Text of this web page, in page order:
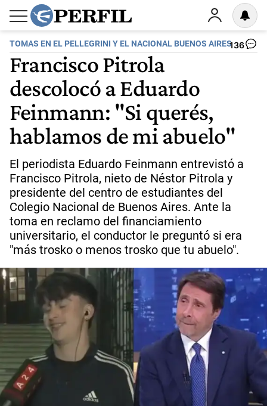
TOMAS EN EL PELLEGRINI Y EL NACIONAL BUENOS AIRES136
Francisco Pitrola
descolocó a Eduardo
Feinmann: "Si querés,
hablamos de mi abuelo"
El periodista Eduardo Feinmann entrevistó a
Francisco Pitrola, nieto de Néstor Pitrola y
presidente del centro de estudiantes del
Colegio Nacional de Buenos Aires. Ante la
toma en reclamo del financiamiento
universitario, el conductor le preguntó si era
"más trosko o menos trosko que tu abuelo".